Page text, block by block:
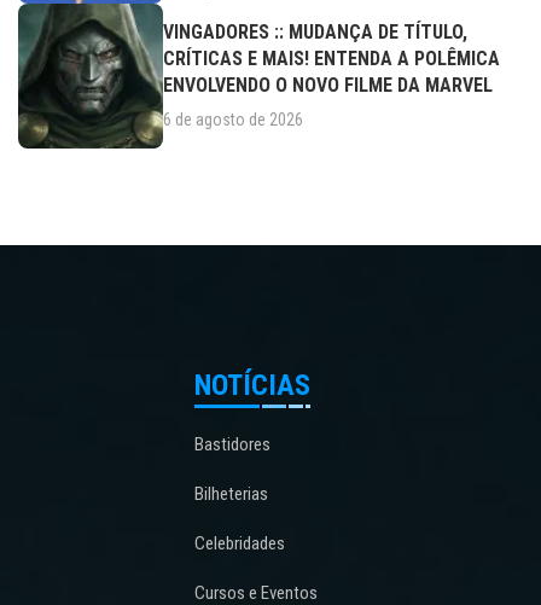
VINGADORES :: MUDANÇA DE TÍTULO,
CRÍTICAS E MAIS! ENTENDA A POLÊMICA
ENVOLVENDO O NOVO FILME DA MARVEL
6 de agosto de 2026
NOTÍCIAS
Bastidores
Bilheterias
Celebridades
Cursos e Eventos